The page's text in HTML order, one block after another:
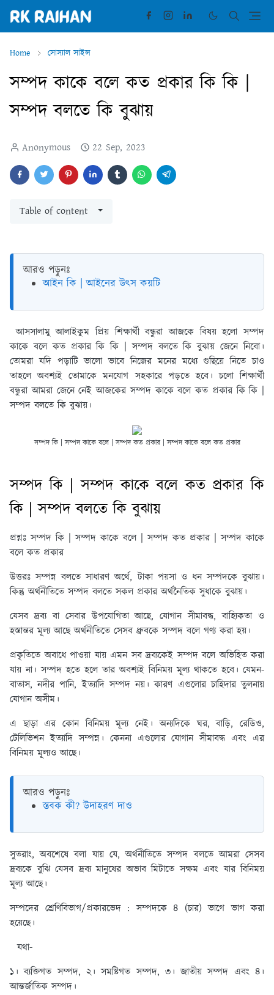
Home সোস্যাল সাইন্স
সম্পদ কাকে বলে কত প্রকার কি কি |
সম্পদ বলতে কি বুঝায়
Anonymous 22 Sep, 2023
Table of content
আরও পড়ুনঃ
আইন কি | আইনের উৎস কয়টি
আসসালামু আলাইকুম প্রিয় শিক্ষার্থী বন্ধুরা আজকে বিষয় হলো সম্পদ
কাকে বলে কত প্রকার কি কি | সম্পদ বলতে কি বুঝায় জেনে নিবো।
তোমরা যদি পড়াটি ভালো ভাবে নিজের মনের মধ্যে গুছিয়ে নিতে চাও
তাহলে অবশ্যই তোমাকে মনযোগ সহকারে পড়তে হবে। চলো শিক্ষার্থী
বন্ধুরা আমরা জেনে নেই আজকের সম্পদ কাকে বলে কত প্রকার কি কি |
সম্পদ বলতে কি বুঝায়।
সম্পদ কি | সম্পদ কাকে বলে | সম্পদ কত প্রকার | সম্পদ কাকে বলে কত প্রকার
সম্পদ কি | সম্পদ কাকে বলে কত প্রকার কি
কি | সম্পদ বলতে কি বুঝায়
প্রশ্নঃ সম্পদ কি | সম্পদ কাকে বলে | সম্পদ কত প্রকার | সম্পদ কাকে
বলে কত প্রকার
উত্তরঃ সম্পন্ন বলতে সাধারণ অর্থে, টাকা পয়সা ও ধন সম্পদকে বুঝায়।
কিন্তু অর্থনীতিতে সম্পদ বলতে সকল প্রকার অর্থনৈতিক সুধাকে বুঝায়।
যেসব দ্রব্য বা সেবার উপযোগিতা আছে, যোগান সীমাবদ্ধ, বাহ্যিকতা ও
হস্তান্তর মূল্য আছে অর্থনীতিতে সেসব ধ্রুবকে সম্পদ বলে গণ্য করা হয়।
প্রকৃতিতে অবাধে পাওয়া যায় এমন সব দ্রব্যকেই সম্পদ বলে অভিহিত করা
যায় না। সম্পদ হতে হলে তার অবশ্যই বিনিময় মূল্য থাকতে হবে। যেমন-
বাতাস, নদীর পানি, ইত্যাদি সম্পদ নয়। কারণ এগুলোর চাহিদার তুলনায়
যোগান অসীম।
এ ছাড়া এর কোন বিনিময় মূল্য নেই। অন্যদিকে ঘর, বাড়ি, রেডিও,
টেলিভিশন ইত্যাদি সম্পন্ন। কেননা এগুলোর যোগান সীমাবদ্ধ এবং এর
বিনিময় মূল্যও আছে।
আরও পড়ুনঃ
স্তবক কী? উদাহরণ দাও
সুতরাং, অবশেষে বলা যায় যে, অর্থনীতিতে সম্পদ বলতে আমরা সেসব
দ্রব্যকে বুঝি যেসব দ্রব্য মানুষের অভাব মিটাতে সক্ষম এবং যার বিনিময়
মূল্য আছে।
সম্পদের শ্রেণিবিভাগ/প্রকারভেদ :সম্পদকে ৪ (চার) ভাগে ভাগ করা
হয়েছে।
যথা-
১। ব্যক্তিগত সম্পদ, ২। সমষ্টিগত সম্পদ, ৩। জাতীয় সম্পদ এবং ৪।
আন্তর্জাতিক সম্পদ।